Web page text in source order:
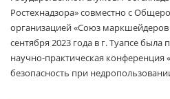
Ростехнадзора» совместно с
организацией «Союз маркшейдеров
сентября 2023 года в г. Туапсе была
научно-практическая
безопасность при